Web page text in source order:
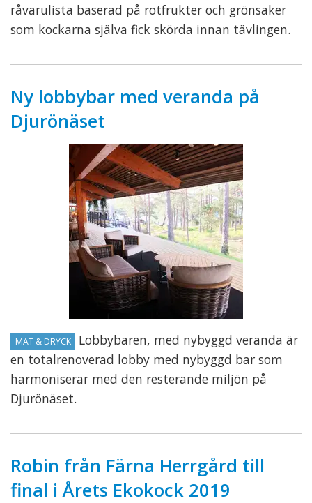
råvarulista baserad på rotfrukter och grönsaker
som kockarna själva fick skörda innan tävlingen.
Ny lobbybar med veranda på
Djurönäset
MAT & DRYCK
Lobbybaren, med nybyggd veranda är
en totalrenoverad lobby med nybyggd bar som
harmoniserar med den resterande miljön på
Djurönäset.
Robin från Färna Herrgård till
final i Årets Ekokock 2019